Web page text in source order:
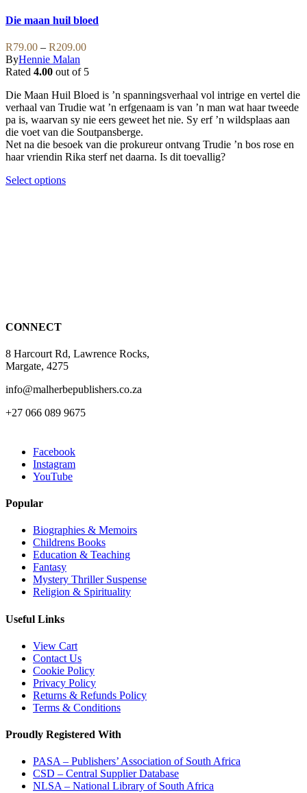
options
be
chosen
on
the
product
page
has
variants.
The
options
may
be
chosen
on
the
product
page
Die maan huil bloed
R79.00 – R209.00Price
R79.00
R209.00
ByHennie Malan
Rated 4.00 out of 5
Die Maan Huil Bloed is ’n spanningsverhaal vol intrige en vertel die
verhaal van Trudie wat ’n erfgenaam is van ’n man wat haar tweede
pa is, waarvan sy nie eers geweet het nie. Sy erf ’n wildsplaas aan
die voet van die Soutpansberge.
Net na die besoek van die prokureur ontvang Trudie ’n bos rose en
haar vriendin Rika sterf net daarna. Is dit toevallig?
Select optionsThis
CONNECT
8 Harcourt Rd, Lawrence Rocks,
Margate, 4275
info@malherbepublishers.co.za
+27 066 089 9675
Facebook
Instagram
YouTube
Popular
Biographies & Memoirs
Childrens Books
Education & Teaching
Fantasy
Mystery Thriller Suspense
Religion & Spirituality
Useful Links
View Cart
Contact Us
Cookie Policy
Privacy Policy
Returns & Refunds Policy
Terms & Conditions
Proudly Registered With
PASA – Publishers’ Association of South Africa
CSD – Central Supplier Database
NLSA – National Library of South Africa